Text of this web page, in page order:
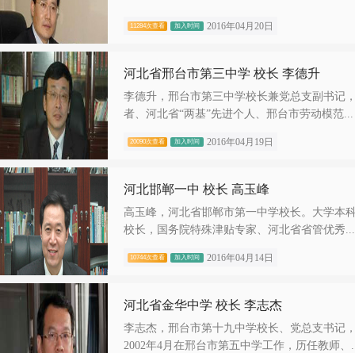
11284次查看 加入时间 2016年04月20日
河北省邢台市第三中学 校长 李德升
李德升，邢台市第三中学校长兼党总支副书记
者、河北省“两基”先进个人、邢台市劳动模范...
20090次查看 加入时间 2016年04月19日
河北邯郸一中 校长 高玉峰
高玉峰，河北省邯郸市第一中学校长。大学本
校长，国务院特殊津贴专家、河北省省管优秀...
10744次查看 加入时间 2016年04月14日
河北省金华中学 校长 李志杰
李志杰，邢台市第十九中学校长、党总支书记
2002年4月在邢台市第五中学工作，历任教师、